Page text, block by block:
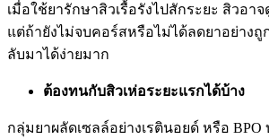
เมื่อใช้ยารักษาสิวเรื้อรังไปสักระยะ สิวอา
แต่ถ้ายังไม่จบคอร์สหรือไม่ได้ลดยาอย่างถู
ลับมาได้ง่ายมาก
ต้องทนกับสิวเห่อระยะแรกได้บ้าง
กลุ่มยาผลัดเซลล์อย่างเรตินอยด์ หรือ BPO